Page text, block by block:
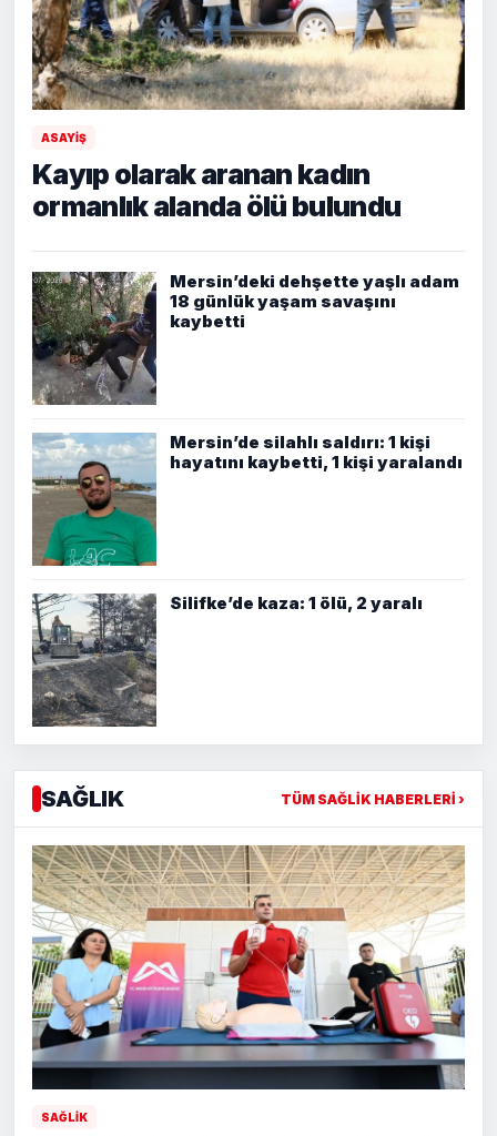
ASAYİŞ
Kayıp olarak aranan kadın
ormanlık alanda ölü bulundu
Mersin’deki dehşette yaşlı adam
18 günlük yaşam savaşını
kaybetti
Mersin’de silahlı saldırı: 1 kişi
hayatını kaybetti, 1 kişi yaralandı
Silifke’de kaza: 1 ölü, 2 yaralı
SAĞLIK TÜM SAĞLIK HABERLERİ ›
SAĞLIK